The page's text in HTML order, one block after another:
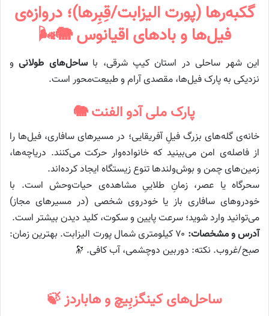
گکبه‌رها (پورت الیزابت/قِبِرها)؛ دروازه‌ی
فیل‌ها و بادهای اقیانوس 🐘🌬️
این شهر ساحلی در استان کیپ شرقی، باساحل‌های طولانیو
نزدیکی به پارک فیل‌ها، مقصدی آرام و طبیعت‌محور است.
پارک ملی آدو الفنت 🐘
خانه‌ی گله‌های بزرگ فیلِ آفریقایی؛ در مسیرهای سافاری، فیل‌ها را
از فاصله‌ی امن می‌بینید که خانواده‌وار حرکت می‌کنند. دریاچه‌ها،
زمین‌های چمن و بوش‌ولندها تنوع زیستگاه ایجاد کرده‌اند.
سحرگاه یا عصر، زمانِ طلاییِ مشاهده‌ی حیات‌وحش است. با
خودروهای سافاری باز یا خودروی شخصی (در مسیرهای مجاز)
می‌توانید وارد شوید؛ سرعت پایین و سکوت، کلید دیدن بیشتر است.
آدرس و مشخصات:
۷۰ کیلومتری شمال پورت الیزابت. بهترین زمان:
صبح/غروب. نکته: دوربین دوچشمی، آب کافی. 🔭
ساحل‌های کینگزبِیچ و هاباردز 🍃